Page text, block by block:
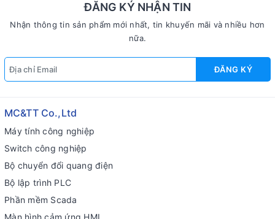
ĐĂNG KÝ NHẬN TIN
Nhận thông tin sản phẩm mới nhất, tin khuyến mãi và nhiều hơn
nữa.
ĐĂNG KÝ
MC&TT Co.,Ltd
Máy tính công nghiệp
Switch công nghiệp
Bộ chuyển đổi quang điện
Bộ lập trình PLC
Phần mềm Scada